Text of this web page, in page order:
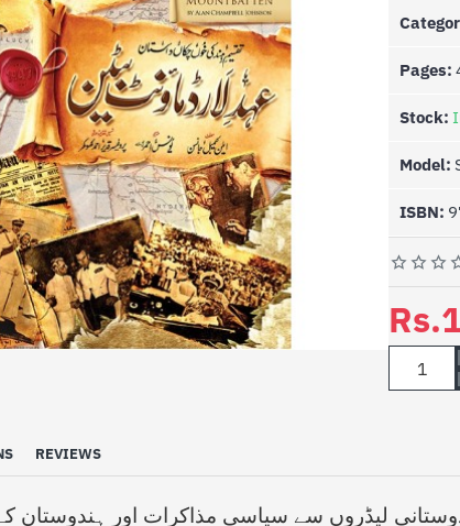
Pages:
Stock:
Model:
ISBN:
REVIEWS
لیڈروں سے سیاسی مذاکرات اور ہندوستان